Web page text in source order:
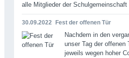
alle Mitglieder der Schulgemeinschaft
30.09.2022 Fest der offenen Tür
Nachdem in den
unser Tag der offenen
jeweils wegen hoher